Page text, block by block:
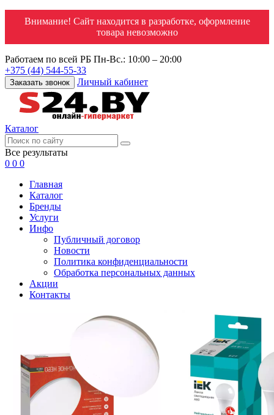
Внимание! Сайт находится в разработке, оформление
товара невозможно
Работаем по всей РБ Пн-Вс.: 10:00 – 20:00
+375 (44) 544-55-33
Заказать звонок Личный кабинет
Каталог
Все результаты
0 0 0
Главная
Каталог
Бренды
Услуги
Инфо
Публичный договор
Новости
Политика конфиденциальности
Обработка персональных данных
Акции
Контакты